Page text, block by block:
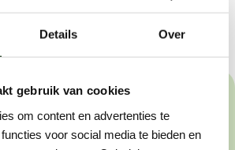
Details Over
gebruik van cookies
om content en advertenties te
voor social media te bieden en
Deel vacature:
om de beste in hun vakgebied